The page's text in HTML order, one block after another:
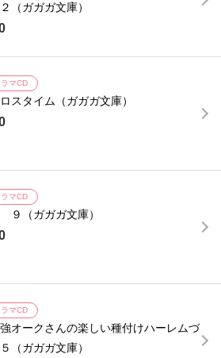
（ガガガ文庫）
マCD
スタイム（ガガガ文庫）
マCD
９（ガガガ文庫）
マCD
オークさんの楽しい種付けハーレムづ
（ガガガ文庫）